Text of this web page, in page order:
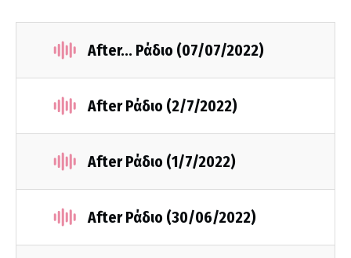
Αfter... Ράδιο (07/07/2022)
After Ράδιο (2/7/2022)
After Ράδιο (1/7/2022)
After Ράδιο (30/06/2022)